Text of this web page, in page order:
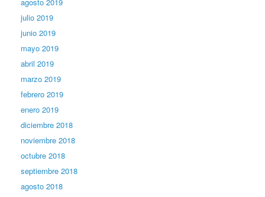
julio 2019
junio 2019
mayo 2019
abril 2019
marzo 2019
febrero 2019
enero 2019
diciembre 2018
noviembre 2018
octubre 2018
septiembre 2018
agosto 2018